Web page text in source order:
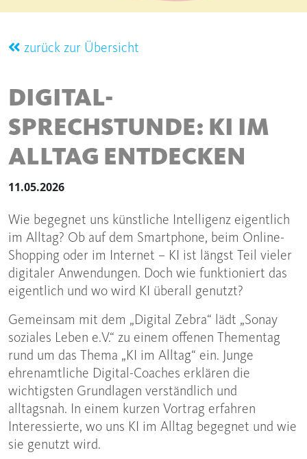
zurück zur Übersicht
DIGITAL-
SPRECHSTUNDE: KI IM
ALLTAG ENTDECKEN
11.05.2026
Wie begegnet uns künstliche Intelligenz eigentlich
im Alltag? Ob auf dem Smartphone, beim Online-
Shopping oder im Internet – KI ist längst Teil vieler
digitaler Anwendungen. Doch wie funktioniert das
eigentlich und wo wird KI überall genutzt?
Gemeinsam mit dem „Digital Zebra“ lädt „Sonay
soziales Leben e.V.“ zu einem offenen Thementag
rund um das Thema „KI im Alltag“ ein. Junge
ehrenamtliche Digital-Coaches erklären die
wichtigsten Grundlagen verständlich und
alltagsnah. In einem kurzen Vortrag erfahren
Interessierte, wo uns KI im Alltag begegnet und wie
sie genutzt wird.